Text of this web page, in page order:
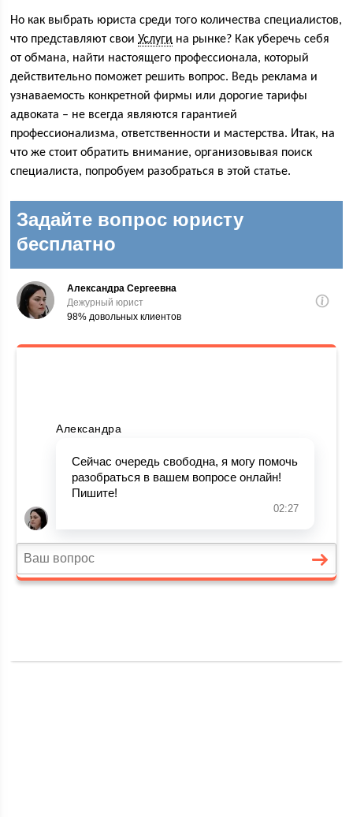
Но как выбрать юриста среди того количества специалистов,
что представляют своиУслуги на рынке? Как уберечь себя
от обмана, найти настоящего профессионала, который
действительно поможет решить вопрос. Ведь реклама и
узнаваемость конкретной фирмы или дорогие тарифы
адвоката – не всегда являются гарантией
профессионализма, ответственности и мастерства. Итак, на
что же стоит обратить внимание, организовывая поиск
специалиста, попробуем разобраться в этой статье.